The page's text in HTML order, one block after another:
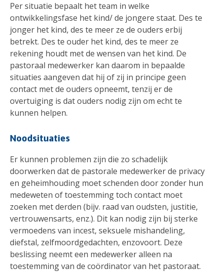
Per situatie bepaalt het team in welke
ontwikkelingsfase het kind/ de jongere staat. Des te
jonger het kind, des te meer ze de ouders erbij
betrekt. Des te ouder het kind, des te meer ze
rekening houdt met de wensen van het kind. De
pastoraal medewerker kan daarom in bepaalde
situaties aangeven dat hij of zij in principe geen
contact met de ouders opneemt, tenzij er de
overtuiging is dat ouders nodig zijn om echt te
kunnen helpen.
Noodsituaties
Er kunnen problemen zijn die zo schadelijk
doorwerken dat de pastorale medewerker de privacy
en geheimhouding moet schenden door zonder hun
medeweten of toestemming toch contact moet
zoeken met derden (bijv. raad van oudsten, justitie,
vertrouwensarts, enz.). Dit kan nodig zijn bij sterke
vermoedens van incest, seksuele mishandeling,
diefstal, zelfmoordgedachten, enzovoort. Deze
beslissing neemt een medewerker alleen na
toestemming van de coördinator van het pastoraat.